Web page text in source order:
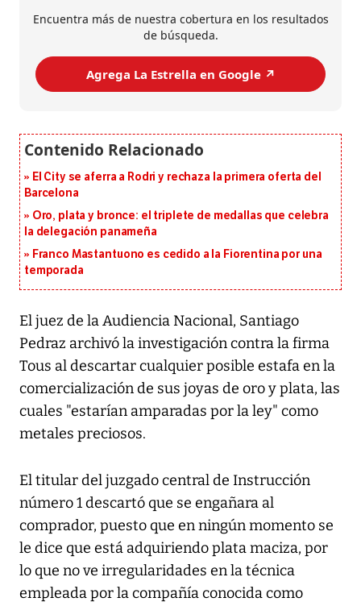
Encuentra más de nuestra cobertura en los resultados
de búsqueda.
Agrega La Estrella en Google ↗️
El City se aferra a Rodri y rechaza la primera oferta del
Barcelona
Oro, plata y bronce: el triplete de medallas que celebra
la delegación panameña
Franco Mastantuono es cedido a la Fiorentina por una
temporada
El juez de la Audiencia Nacional, Santiago
Pedraz archivó la investigación contra la firma
Tous al descartar cualquier posible estafa en la
comercialización de sus joyas de oro y plata, las
cuales "estarían amparadas por la ley" como
metales preciosos.
El titular del juzgado central de Instrucción
número 1 descartó que se engañara al
comprador, puesto que en ningún momento se
le dice que está adquiriendo plata maciza, por
lo que no ve irregularidades en la técnica
empleada por la compañía conocida como